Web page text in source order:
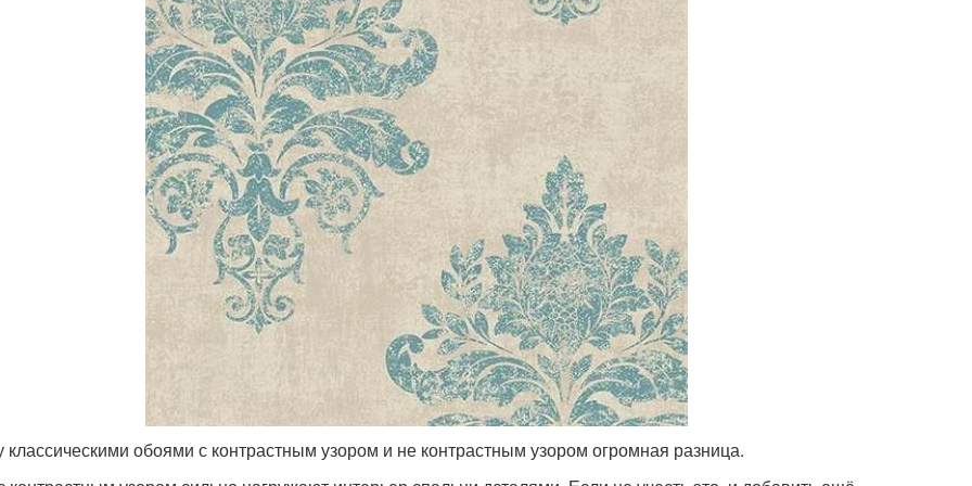
обоями с контрастным узором и не контрастным узором огромная разница.